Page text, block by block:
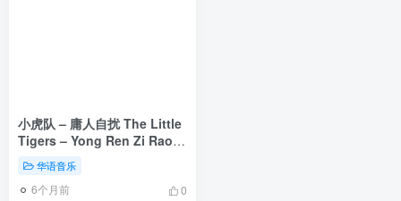
小虎队 – 庸人自扰 The Little
Tigers – Yong Ren Zi Rao
(2025 Remastered)
[2025.09.01] [24Bit/48kHz]
[Hi-Res Flac 560MB]
华语音乐
6个月前 0